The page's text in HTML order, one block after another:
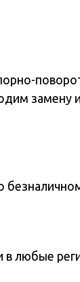
замену
в любые